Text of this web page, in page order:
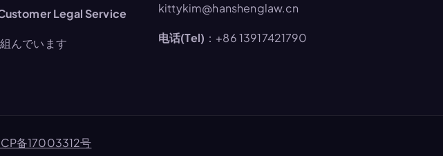
Legal Service
んでいます
kittykim@hanshenglaw.cn
电话(Tel) ：+86 13917421790
备17003312号